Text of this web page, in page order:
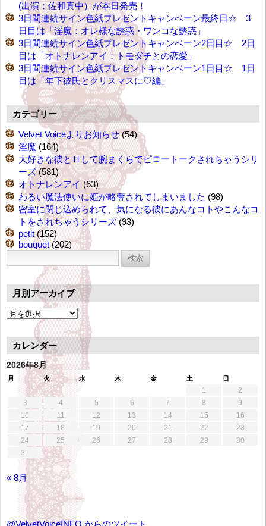
(出演：佐和真中）が本日発売！
3日間連続サイン色紙プレゼントキャンペーン最終日☆ 3
日目は「淫魔：オレ様な誘惑・ワンコな誘惑」
3日間連続サイン色紙プレゼントキャンペーン2日目☆ 2日
目は「オトナレンアイ：トモダチとの恋愛」
3日間連続サイン色紙プレゼントキャンペーン1日目☆ 1日
目は「年下彼氏とクリスマスに♡編」
カテゴリー
Velvet Voiceよりお知らせ(54)
淫魔 (164)
大好きな彼とＨして腕まくらでピロートークされちゃうシリ
ーズ(581)
オトナレンアイ (63)
わるい魔法使いに姫が略奪されてしまいました (98)
密室に閉じ込められて、気になる彼にあんなコトやこんなコ
トをされちゃうシリーズ (93)
petit(152)
bouquet(202)
索:
月別アーカイブ
月
ア
ー
カ
イ
カレンダー
2026年8月
月 火 水 木 金 土 日
1
2
3
4 5 6 7 8
9
10
11 12 13 14 15
16
17
18 19 20 21 22
23
24
25 26 27 28 29
30
31
« 8月
@VelvetVoiceINFO からのツイート